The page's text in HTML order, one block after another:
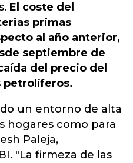
El coste del
primas
al año anterior,
septiembre de
del precio del
petrolíferos.
un entorno de alta
hogares como para
Paleja,
"La firmeza de las